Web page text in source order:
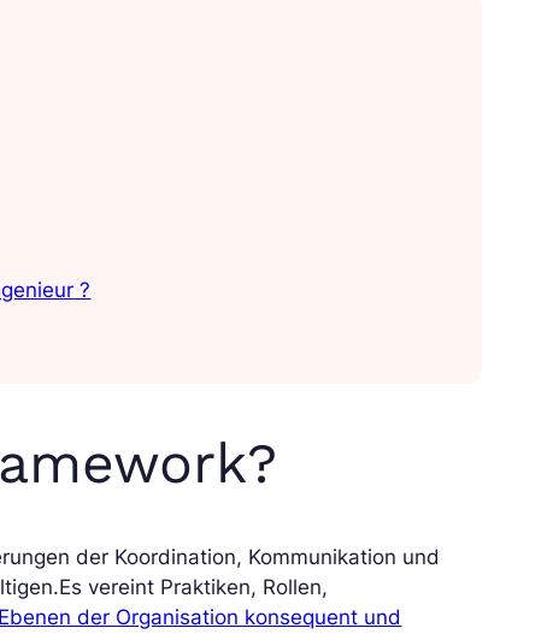
?
der Koordination, Kommunikation und
vereint Praktiken, Rollen,
der Organisation konsequent und